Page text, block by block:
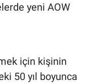
yeni AOW
için kişinin
50 yıl boyunca